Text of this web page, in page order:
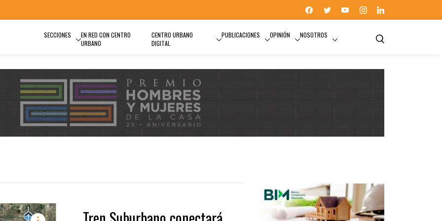
SECCIONES
EN RED CON CENTRO
URBANO
CENTRO URBANO
DIGITAL
PUBLICACIONES OPINIÓN NOSOTROS